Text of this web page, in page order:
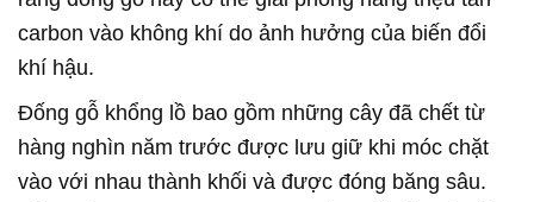
carbon vào không khí do ảnh hưởng của biến đổi
khí hậu.
Đống gỗ khổng lồ bao gồm những cây đã chết từ
hàng nghìn năm trước được lưu giữ khi móc chặt
vào với nhau thành khối và được đóng băng sâu.